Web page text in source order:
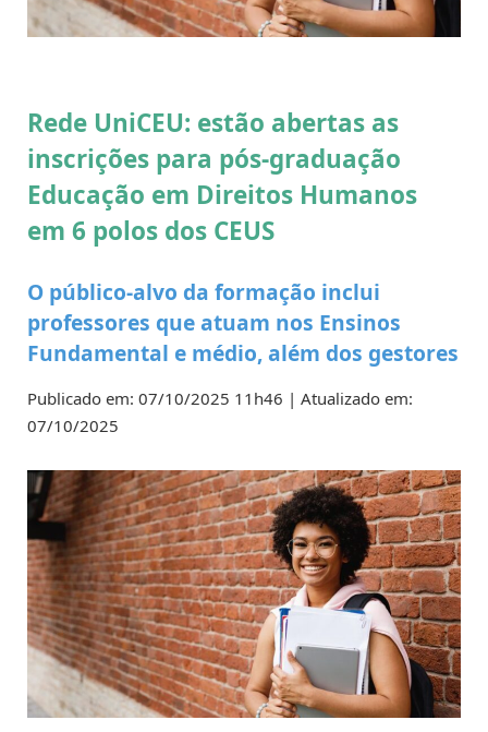
Rede UniCEU: estão abertas as
inscrições para pós-graduação
Educação em Direitos Humanos
em 6 polos dos CEUS
O público-alvo da formação inclui
professores que atuam nos Ensinos
Fundamental e médio, além dos gestores
Publicado em: 07/10/2025 11h46 | Atualizado em:
07/10/2025